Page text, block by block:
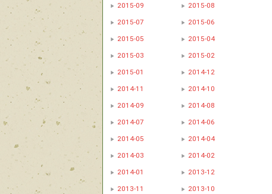
2015-09
2015-08
2015-07
2015-06
2015-05
2015-04
2015-03
2015-02
2015-01
2014-12
2014-11
2014-10
2014-09
2014-08
2014-07
2014-06
2014-05
2014-04
2014-03
2014-02
2014-01
2013-12
2013-11
2013-10